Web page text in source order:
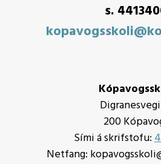
s.
200
Sími á skrifstofu:
Netfang: